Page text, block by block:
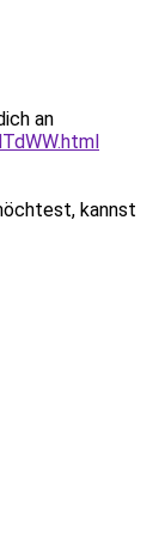
an
kannst